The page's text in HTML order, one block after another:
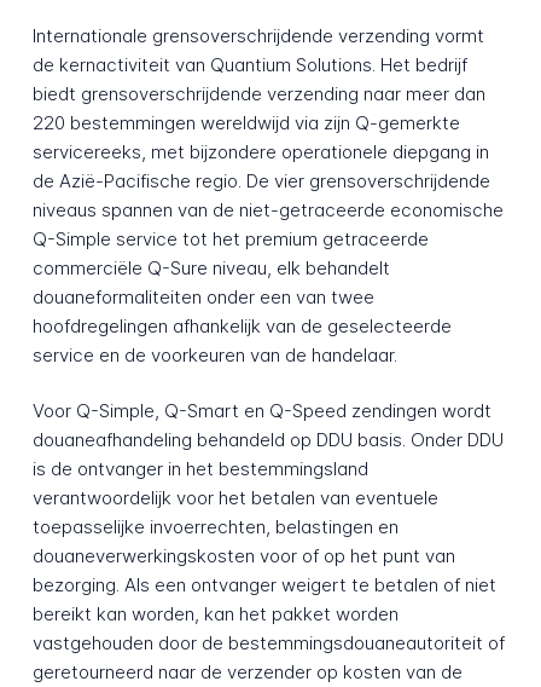
Internationale grensoverschrijdende verzending vormt
de kernactiviteit van Quantium Solutions. Het bedrijf
biedt grensoverschrijdende verzending naar meer dan
220 bestemmingen wereldwijd via zijn Q-gemerkte
servicereeks, met bijzondere operationele diepgang in
de Azië-Pacifische regio. De vier grensoverschrijdende
niveaus spannen van de niet-getraceerde economische
Q-Simple service tot het premium getraceerde
commerciële Q-Sure niveau, elk behandelt
douaneformaliteiten onder een van twee
hoofdregelingen afhankelijk van de geselecteerde
service en de voorkeuren van de handelaar.
Voor Q-Simple, Q-Smart en Q-Speed zendingen wordt
douaneafhandeling behandeld op DDU basis. Onder DDU
is de ontvanger in het bestemmingsland
verantwoordelijk voor het betalen van eventuele
toepasselijke invoerrechten, belastingen en
douaneverwerkingskosten voor of op het punt van
bezorging. Als een ontvanger weigert te betalen of niet
bereikt kan worden, kan het pakket worden
vastgehouden door de bestemmingsdouaneautoriteit of
geretourneerd naar de verzender op kosten van de